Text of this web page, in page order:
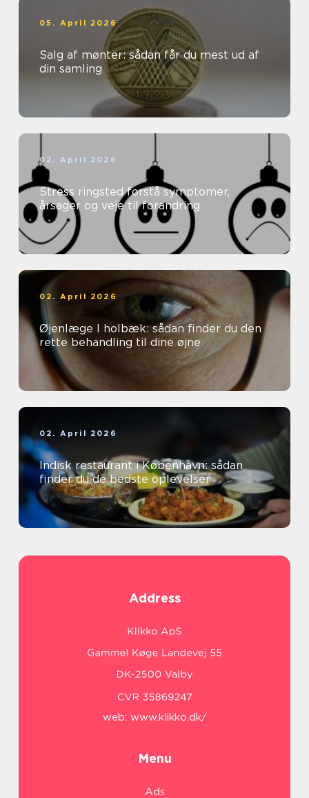
05. April 2026
Salg af mønter: sådan får du mest ud af
din samling
02. April 2026
Stress ringsted forstå symptomer,
årsager og veje til forandring
02. April 2026
Øjenlæge I holbæk: sådan finder du den
rette behandling til dine øjne
02. April 2026
Indisk restaurant i København: sådan
finder du de bedste oplevelser
Address
web: www.klikko.dk/
Menu
Ads